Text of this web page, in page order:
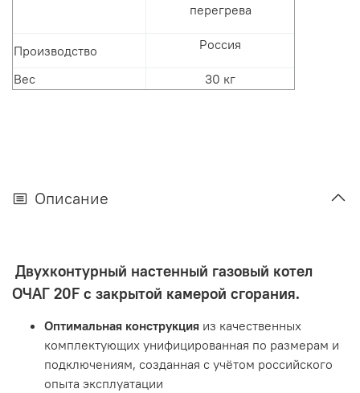
перегрева
Производство Россия
Вес 30 кг
Описание
Двухконтурный настенный газовый котел
ОЧАГ 20F с закрытой камерой сгорания.
Оптимальная конструкция из качественных
комплектующих унифицированная по размерам и
подключениям, созданная с учётом российского
опыта эксплуатации